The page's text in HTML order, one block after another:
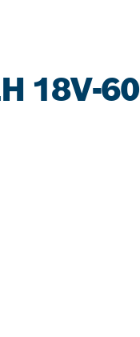
18V-60